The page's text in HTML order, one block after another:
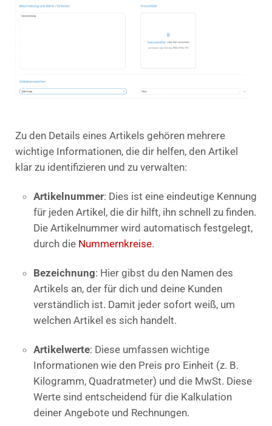
Zu den Details eines Artikels gehören mehrere
wichtige Informationen, die dir helfen, den Artikel
klar zu identifizieren und zu verwalten:
Artikelnummer: Dies ist eine eindeutige Kennung
für jeden Artikel, die dir hilft, ihn schnell zu finden.
Die Artikelnummer wird automatisch festgelegt,
durch die Nummernkreise.
Bezeichnung: Hier gibst du den Namen des
Artikels an, der für dich und deine Kunden
verständlich ist. Damit jeder sofort weiß, um
welchen Artikel es sich handelt.
Artikelwerte: Diese umfassen wichtige
Informationen wie den Preis pro Einheit (z. B.
Kilogramm, Quadratmeter) und die MwSt. Diese
Werte sind entscheidend für die Kalkulation
deiner Angebote und Rechnungen.